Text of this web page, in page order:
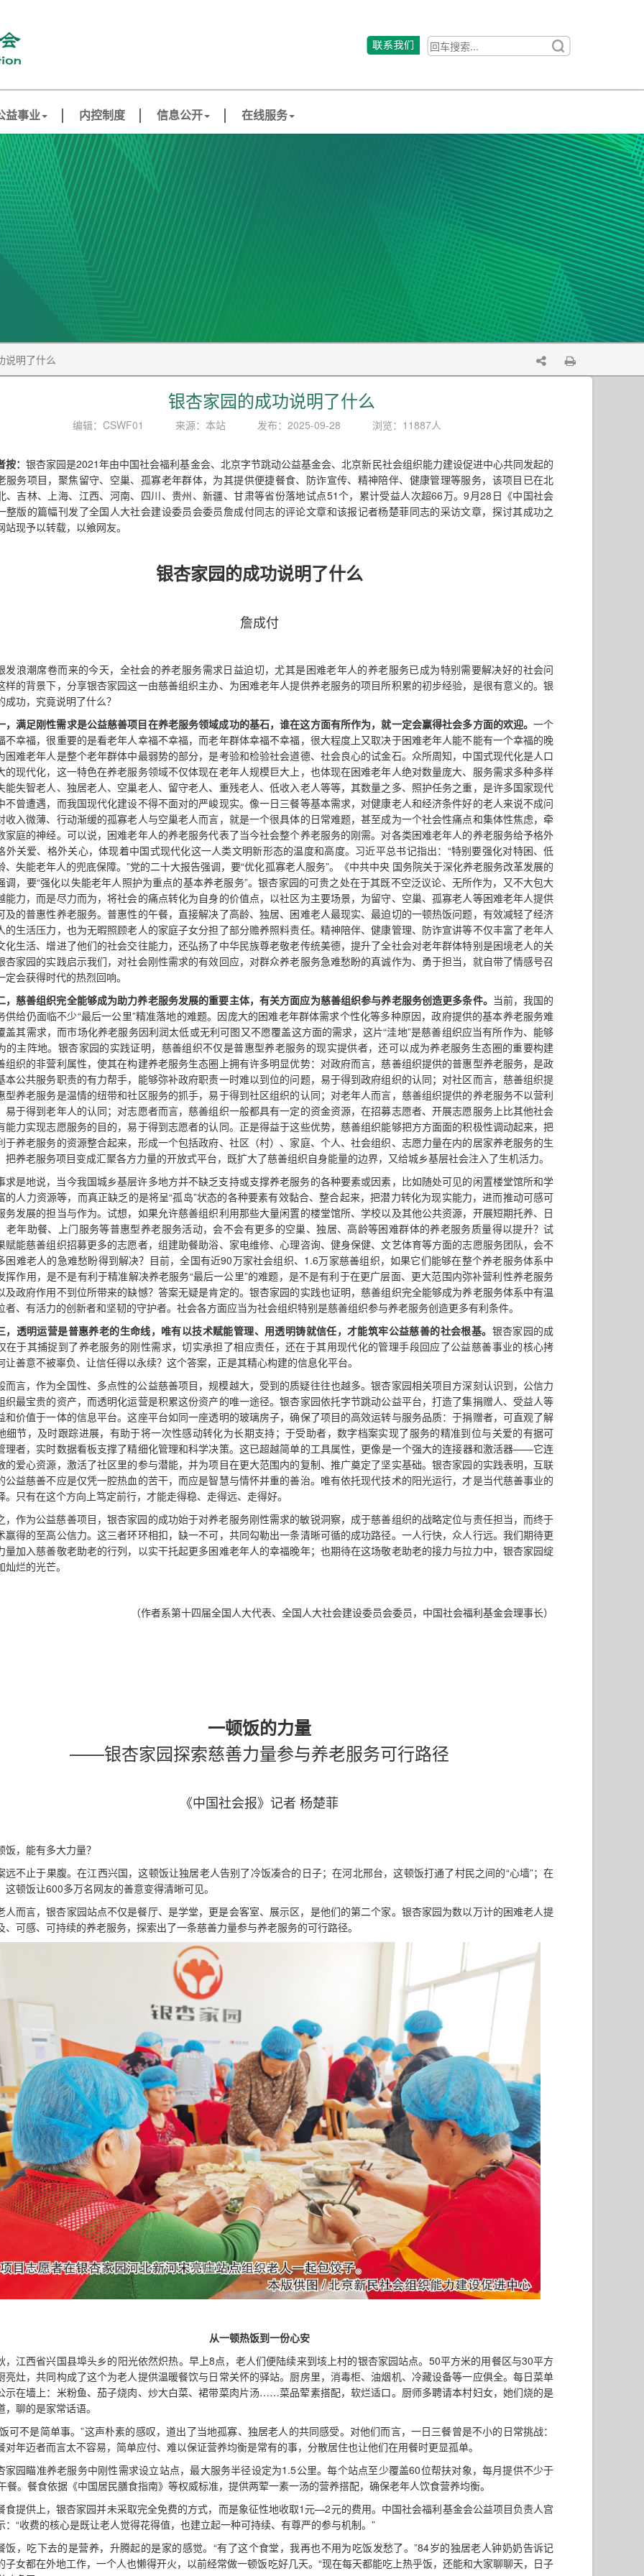
益事业 内控制度 信息公开 在线服务
说明了什么
银杏家园的成功说明了什么
编辑：CSWF01 来源：本站 发布：2025-09-28 浏览：11887人
： 银杏家园是2021年由中国社会福利基金会、北京字节跳动公益基金会、北京新民社会组织能力建设促进中心共同发起的
服务项目，聚焦留守、空巢、孤寡老年群体，为其提供便捷餐食、防诈宣传、精神陪伴、健康管理等服务，该项目已在北
、吉林、上海、江西、河南、四川、贵州、新疆、甘肃等省份落地试点51个，累计受益人次超66万。9月28日《中国社会
整版的篇幅刊发了全国人大社会建设委员会委员詹成付同志的评论文章和该报记者杨楚菲同志的采访文章，探讨其成功之
站现予以转载，以飨网友。
银杏家园的成功说明了什么
詹成付
发浪潮席卷而来的今天，全社会的养老服务需求日益迫切，尤其是困难老年人的养老服务已成为特别需要解决好的社会问
样的背景下，分享银杏家园这一由慈善组织主办、为困难老年人提供养老服务的项目所积累的初步经验，是很有意义的。银
成功，究竟说明了什么？
，满足刚性需求是公益慈善项目在养老服务领域成功的基石，谁在这方面有所作为，就一定会赢得社会多方面的欢迎。一个
不幸福，很重要的是看老年人幸福不幸福，而老年群体幸福不幸福，很大程度上又取决于困难老年人能不能有一个幸福的晚
困难老年人是整个老年群体中最弱势的部分，是考验和检验社会道德、社会良心的试金石。众所周知，中国式现代化是人口
的现代化，这一特色在养老服务领域不仅体现在老年人规模巨大上，也体现在困难老年人绝对数量庞大、服务需求多种多样
能失智老人、独居老人、空巢老人、留守老人、重残老人、低收入老人等等，其数量之多、照护任务之重，是许多国家现代
不曾遭遇，而我国现代化建设不得不面对的严峻现实。像一日三餐等基本需求，对健康老人和经济条件好的老人来说不成问
收入微薄、行动渐缓的孤寡老人与空巢老人而言，就是一个很具体的日常难题，甚至成为一个社会性痛点和集体性焦虑，牵
家庭的神经。可以说，困难老年人的养老服务代表了当今社会整个养老服务的刚需。对各类困难老年人的养老服务给予格外
外关爱、格外关心，体现着中国式现代化这一人类文明新形态的温度和高度。习近平总书记指出：“特别要强化对特困、低
、失能老年人的兜底保障。”党的二十大报告强调，要“优化孤寡老人服务”。《中共中央 国务院关于深化养老服务改革发展的
调，要“强化以失能老年人照护为重点的基本养老服务”。银杏家园的可贵之处在于其既不空泛议论、无所作为，又不大包大
能力，而是尽力而为，将社会的痛点转化为自身的价值点，以社区为主要场景，为留守、空巢、孤寡老人等困难老年人提供
及的普惠性养老服务。普惠性的午餐，直接解决了高龄、独居、困难老人最现实、最迫切的一顿热饭问题，有效减轻了经济
的生活压力，也为无暇照顾老人的家庭子女分担了部分赡养照料责任。精神陪伴、健康管理、防诈宣讲等不仅丰富了老年人
化生活、增进了他们的社会交往能力，还弘扬了中华民族尊老敬老传统美德，提升了全社会对老年群体特别是困境老人的关
杏家园的实践启示我们，对社会刚性需求的有效回应，对群众养老服务急难愁盼的真诚作为、勇于担当，就自带了情感号召
定会获得时代的热烈回响。
，慈善组织完全能够成为助力养老服务发展的重要主体，有关方面应为慈善组织参与养老服务创造更多条件。 当前，我国的
供给仍面临不少“最后一公里”精准落地的难题。因庞大的困难老年群体需求个性化等多种原因，政府提供的基本养老服务难
盖其需求，而市场化养老服务因利润太低或无利可图又不愿覆盖这方面的需求，这片“洼地”是慈善组织应当有所作为、能够
的主阵地。银杏家园的实践证明，慈善组织不仅是普惠型养老服务的现实提供者，还可以成为养老服务生态圈的重要构建
组织的非营利属性，使其在构建养老服务生态圈上拥有许多明显优势：对政府而言，慈善组织提供的普惠型养老服务，是政
本公共服务职责的有力帮手，能够弥补政府职责一时难以到位的问题，易于得到政府组织的认同；对社区而言，慈善组织提
型养老服务是温情的纽带和社区服务的抓手，易于得到社区组织的认同；对老年人而言，慈善组织提供的养老服务不以营利
易于得到老年人的认同；对志愿者而言，慈善组织一般都具有一定的资金资源，在招募志愿者、开展志愿服务上比其他社会
能力实现志愿服务的目的，易于得到志愿者的认同。正是得益于这些优势，慈善组织能够把方方面面的积极性调动起来，把
于养老服务的资源整合起来，形成一个包括政府、社区（村）、家庭、个人、社会组织、志愿力量在内的居家养老服务的生
把养老服务项目变成汇聚各方力量的开放式平台，既扩大了慈善组织自身能量的边界，又给城乡基层社会注入了生机活力。
求是地说，当今我国城乡基层许多地方并不缺乏支持或支撑养老服务的各种要素或因素，比如随处可见的闲置楼堂馆所和学
的人力资源等，而真正缺乏的是将呈“孤岛”状态的各种要素有效黏合、整合起来，把潜力转化为现实能力，进而推动可感可
务发展的担当与作为。试想，如果允许慈善组织利用那些大量闲置的楼堂馆所、学校以及其他公共资源，开展短期托养、日
老年助餐、上门服务等普惠型养老服务活动，会不会有更多的空巢、独居、高龄等困难群体的养老服务质量得以提升？试
赋能慈善组织招募更多的志愿者，组建助餐助浴、家电维修、心理咨询、健身保健、文艺体育等方面的志愿服务团队，会不
困难老人的急难愁盼得到解决？目前，全国有近90万家社会组织、1.6万家慈善组织，如果它们能够在整个养老服务体系中
挥作用，是不是有利于精准解决养老服务“最后一公里”的难题，是不是有利于在更广层面、更大范围内弥补营利性养老服务
及政府作用不到位所带来的缺憾？答案无疑是肯定的。银杏家园的实践也证明，慈善组织完全能够成为养老服务体系中有温
者、有活力的创新者和坚韧的守护者。社会各方面应当为社会组织特别是慈善组织参与养老服务创造更多有利条件。
，透明运营是普惠养老的生命线，唯有以技术赋能管理、用透明铸就信任，才能筑牢公益慈善的社会根基。 银杏家园的成
在于其捕捉到了养老服务的刚性需求，切实承担了相应责任，还在于其用现代化的管理手段回应了公益慈善事业的核心拷
让善意不被辜负、让信任得以永续？这个答案，正是其精心构建的信息化平台。
而言，作为全国性、多点性的公益慈善项目，规模越大，受到的质疑往往也越多。银杏家园相关项目方深刻认识到，公信力
织最宝贵的资产，而透明化运营是积累这份资产的唯一途径。银杏家园依托字节跳动公益平台，打造了集捐赠人、受益人等
和价值于一体的信息平台。这座平台如同一座透明的玻璃房子，确保了项目的高效运转与服务品质：于捐赠者，可直观了解
细节，及时跟踪进展，有助于将一次性感动转化为长期支持；于受助者，数字档案实现了服务的精准到位与关爱的有据可
理者，实时数据看板支撑了精细化管理和科学决策。这已超越简单的工具属性，更像是一个强大的连接器和激活器——它连
的爱心资源，激活了社区里的参与潜能，并为项目在更大范围内的复制、推广奠定了坚实基础。银杏家园的实践表明，互联
公益慈善不应是仅凭一腔热血的苦干，而应是智慧与情怀并重的善治。唯有依托现代技术的阳光运行，才是当代慈善事业的
。只有在这个方向上笃定前行，才能走得稳、走得远、走得好。
，作为公益慈善项目，银杏家园的成功始于对养老服务刚性需求的敏锐洞察，成于慈善组织的战略定位与责任担当，而终于
赢得的至高公信力。这三者环环相扣，缺一不可，共同勾勒出一条清晰可循的成功路径。一人行快，众人行远。我们期待更
量加入慈善敬老助老的行列，以实干托起更多困难老年人的幸福晚年；也期待在这场敬老助老的接力与拉力中，银杏家园绽
灿烂的光芒。
（作者系第十四届全国人大代表、全国人大社会建设委员会委员，中国社会福利基金会理事长）
一顿饭的力量
——银杏家园探索慈善力量参与养老服务可行路径
《中国社会报》记者 杨楚菲
饭，能有多大力量？
远不止于果腹。在江西兴国，这顿饭让独居老人告别了冷饭凑合的日子；在河北邢台，这顿饭打通了村民之间的“心墙”；在
这顿饭让600多万名网友的善意变得清晰可见。
人而言，银杏家园站点不仅是餐厅、是学堂，更是会客室、展示区，是他们的第二个家。银杏家园为数以万计的困难老人提
、可感、可持续的养老服务，探索出了一条慈善力量参与养老服务的可行路径。
从一顿热饭到一份心安
，江西省兴国县埠头乡的阳光依然炽热。早上8点，老人们便陆续来到垓上村的银杏家园站点。50平方米的用餐区与30平方
亮灶，共同构成了这个为老人提供温暖餐饮与日常关怀的驿站。厨房里，消毒柜、油烟机、冷藏设备等一应俱全。每日菜单
示在墙上：米粉鱼、茄子烧肉、炒大白菜、裙带菜肉片汤……菜品荤素搭配，软烂适口。厨师多聘请本村妇女，她们烧的是
，聊的是家常话语。
可不是简单事。”这声朴素的感叹，道出了当地孤寡、独居老人的共同感受。对他们而言，一日三餐曾是不小的日常挑战：
对年迈者而言太不容易，简单应付、难以保证营养均衡是常有的事，分散居住也让他们在用餐时更显孤单。
家园瞄准养老服务中刚性需求设立站点，最大服务半径设定为1.5公里。每个站点至少覆盖60位帮扶对象，每月提供不少于
餐。餐食依据《中国居民膳食指南》等权威标准，提供两荤一素一汤的营养搭配，确保老年人饮食营养均衡。
食提供上，银杏家园并未采取完全免费的方式，而是象征性地收取1元—2元的费用。中国社会福利基金会公益项目负责人宫
：“收费的核心是既让老人觉得花得值，也建立起一种可持续、有尊严的参与机制。”
饭，吃下去的是营养，升腾起的是家的感觉。“有了这个食堂，我再也不用为吃饭发愁了。”84岁的独居老人钟奶奶告诉记
子女都在外地工作，一个人也懒得开火，以前经常做一顿饭吃好几天。“现在每天都能吃上热乎饭，还能和大家聊聊天，日子